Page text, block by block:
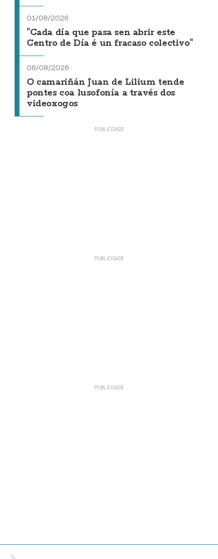
01/08/2026
"Cada día que pasa sen abrir este
Centro de Día é un fracaso colectivo"
06/08/2026
O camariñán Juan de Lilium tende
pontes coa lusofonía a través dos
videoxogos